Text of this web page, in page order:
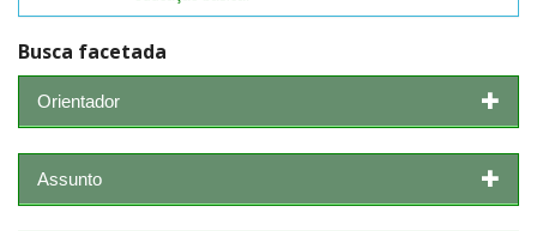
Busca facetada
Orientador
Assunto